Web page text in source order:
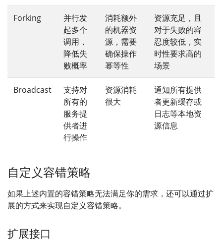
Forking
并行发
起多个
调用，
降低失
败概率
消耗额外
的机器资
源，需要
确保操作
幂等性
资源充足，且
对于失败的容
忍度较低，实
时性要求高的
场景
Broadcast
支持对
所有的
服务提
供者进
行操作
资源消耗
很大
通知所有提供
者更新缓存或
日志等本地资
源信息
自定义容错策略
如果上述内置的容错策略无法满足你的需求，还可以通过扩
展的方式来实现自定义容错策略。
扩展接口